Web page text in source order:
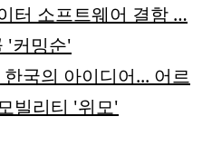
터 소프트웨어 결함 …
'커밍순'
국의 아이디어... 어르
빌리티 '위모'